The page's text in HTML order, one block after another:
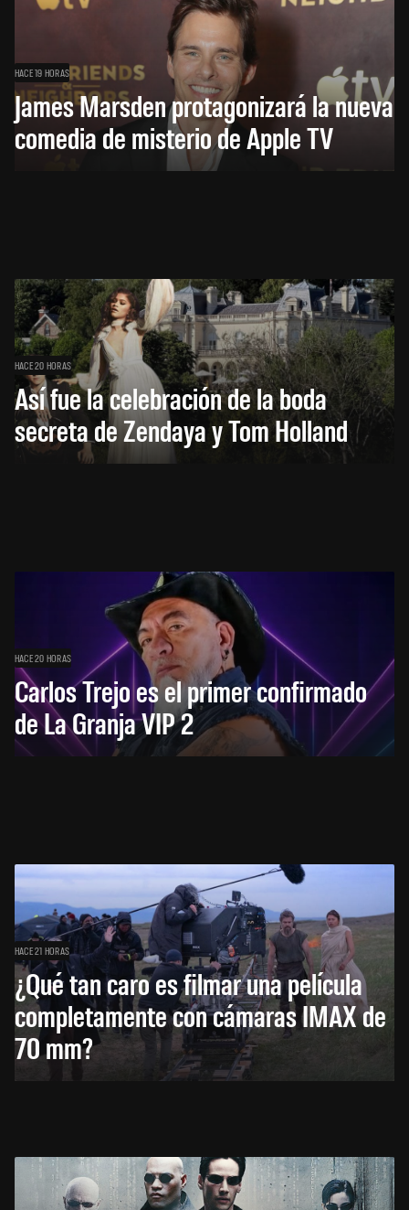
HACE 19 HORAS
James Marsden protagonizará la nueva
comedia de misterio de Apple TV
HACE 20 HORAS
Así fue la celebración de la boda
secreta de Zendaya y Tom Holland
HACE 20 HORAS
Carlos Trejo es el primer confirmado
de La Granja VIP 2
HACE 21 HORAS
¿Qué tan caro es filmar una película
completamente con cámaras IMAX de
70 mm?